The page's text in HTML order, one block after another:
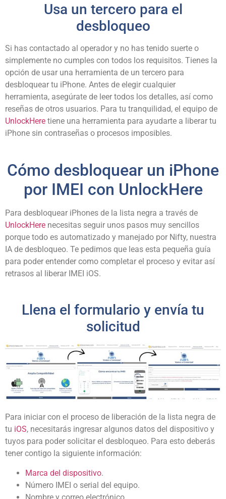
Usa un tercero para el
desbloqueo
Si has contactado al operador y no has tenido suerte o
simplemente no cumples con todos los requisitos. Tienes la
opción de usar una herramienta de un tercero para
desbloquear tu iPhone. Antes de elegir cualquier
herramienta, asegúrate de leer todos los detalles, así como
reseñas de otros usuarios. Para tu tranquilidad, el equipo de
UnlockHere tiene una herramienta para ayudarte a liberar tu
iPhone sin contraseñas o procesos imposibles.
Cómo desbloquear un iPhone
por IMEI con UnlockHere
Para desbloquear iPhones de la lista negra a través de
UnlockHere necesitas seguir unos pasos muy sencillos
porque todo es automatizado y manejado por Nifty, nuestra
IA de desbloqueo. Te pedimos que leas esta pequeña guía
para poder entender como completar el proceso y evitar así
retrasos al liberar IMEI iOS.
Llena el formulario y envía tu
solicitud
Para iniciar con el proceso de liberación de la lista negra de
tu iOS, necesitarás ingresar algunos datos del dispositivo y
tuyos para poder solicitar el desbloqueo. Para esto deberás
tener contigo la siguiente información:
Marca del dispositivo.
Número IMEI o serial del equipo.